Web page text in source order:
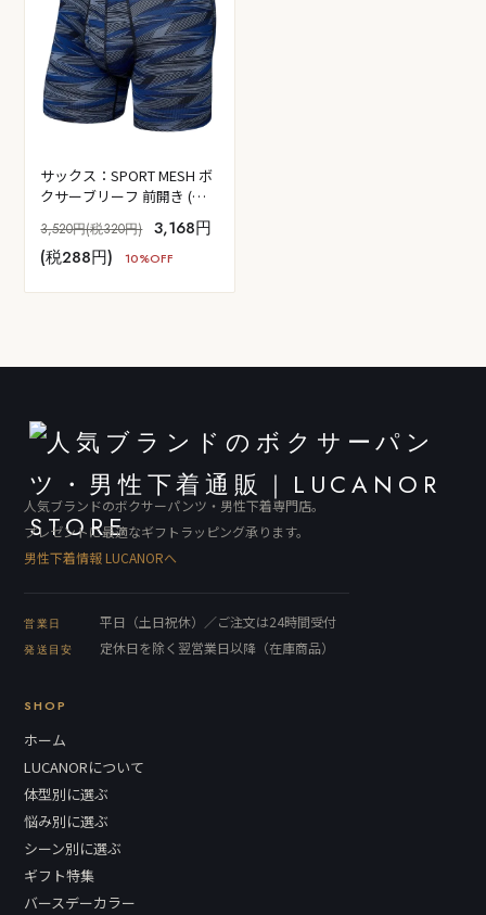
サックス：SPORT MESH ボ
クサーブリーフ 前開き (ラ
イトニングストライプ/ブル
ー)
3,520円(税320円) 3,168円
(税288円)
10%OFF
人気ブランドのボクサーパンツ・男性下着専門店。
プレゼントに最適なギフトラッピング承ります。
男性下着情報 LUCANORへ
営業日 平日（土日祝休）／ご注文は24時間受付
発送目安 定休日を除く翌営業日以降（在庫商品）
SHOP
ホーム
LUCANORについて
体型別に選ぶ
悩み別に選ぶ
シーン別に選ぶ
ギフト特集
バースデーカラー